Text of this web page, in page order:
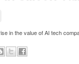
in the value of AI tech